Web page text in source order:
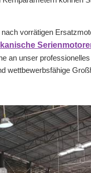
vorrätigen
an unser
wettbewerbsfähige